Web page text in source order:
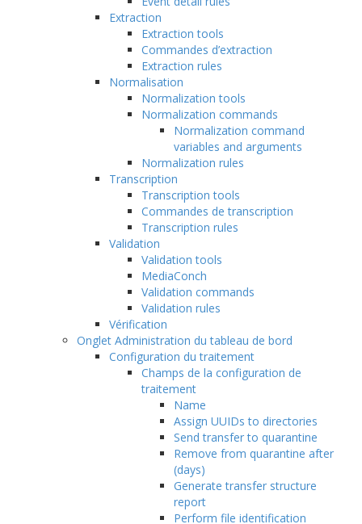
Extraction
Extraction tools
Commandes d’extraction
Extraction rules
Normalisation
Normalization tools
Normalization commands
Normalization command
variables and arguments
Normalization rules
Transcription
Transcription tools
Commandes de transcription
Transcription rules
Validation
Validation tools
MediaConch
Validation commands
Validation rules
Vérification
Onglet Administration du tableau de bord
Configuration du traitement
Champs de la configuration de
traitement
Name
Assign UUIDs to directories
Send transfer to quarantine
Remove from quarantine after
(days)
Generate transfer structure
report
Perform file identification